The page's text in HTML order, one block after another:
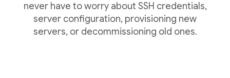
never have to worry about SSH credentials,
server configuration, provisioning new
servers, or decommissioning old ones.